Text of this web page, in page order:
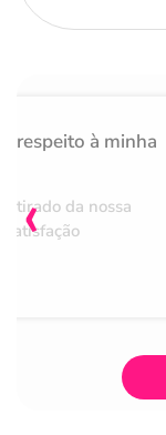
respeito à minha
da nossa
‹